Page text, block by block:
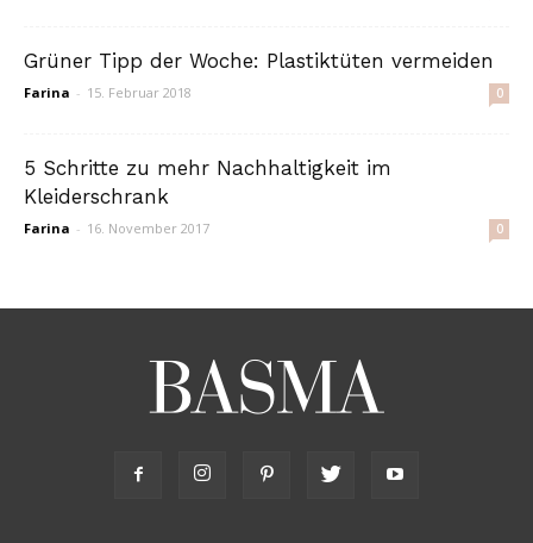
Grüner Tipp der Woche: Plastiktüten vermeiden
Farina - 15. Februar 2018 0
5 Schritte zu mehr Nachhaltigkeit im
Kleiderschrank
Farina - 16. November 2017 0